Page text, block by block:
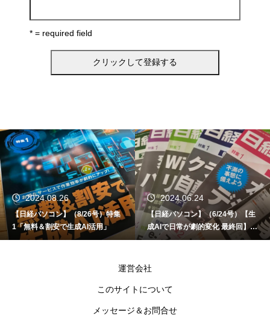
* = required field
2024.06.24
【日経パソコン】（6/24号）【生
成AIで日常が劇的変化 最終回】 A
I時代のアプリケーション／サービ
2024.06.12
【書籍】ゼロからはじめる なる
ど！Copilot活用術（技術評論社
運営会社
このサイトについて
メッセージ＆お問合せ